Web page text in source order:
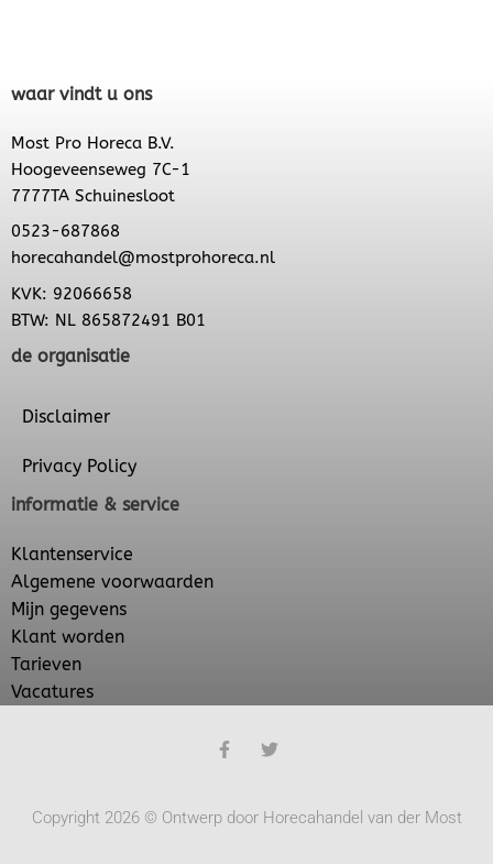
waar vindt u ons
Most Pro Horeca B.V.
Hoogeveenseweg 7C-1
7777TA Schuinesloot
0523-687868
horecahandel@mostprohoreca.nl
KVK: 92066658
BTW: NL 865872491 B01
de organisatie
Disclaimer
Privacy Policy
informatie & service
Klantenservice
Algemene voorwaarden
Mijn gegevens
Klant worden
Tarieven
Vacatures
Copyright 2026 © Ontwerp door Horecahandel van der Most